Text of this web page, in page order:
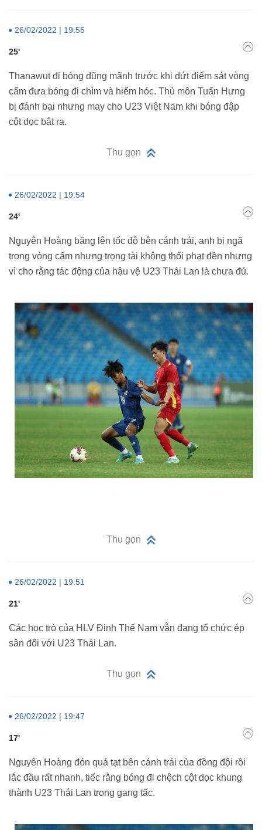
26/02/2022 | 19:55
25'
Thanawut đi bóng dũng mãnh trước khi dứt điểm sát vòng
cấm đưa bóng đi chìm và hiểm hóc. Thủ môn Tuấn Hưng
bị đánh bại nhưng may cho U23 Việt Nam khi bóng đập
cột dọc bật ra.
Thu gọn
26/02/2022 | 19:54
24'
Nguyên Hoàng băng lên tốc độ bên cánh trái, anh bị ngã
trong vòng cấm nhưng trọng tài không thổi phạt đền nhưng
vì cho rằng tác động của hậu vệ U23 Thái Lan là chưa đủ.
Thu gọn
26/02/2022 | 19:51
21'
Các học trò của HLV Đinh Thế Nam vẫn đang tổ chức ép
sân đối với U23 Thái Lan.
Thu gọn
26/02/2022 | 19:47
17'
Nguyên Hoàng đón quả tạt bên cánh trái của đồng đội rồi
lắc đầu rất nhanh, tiếc rằng bóng đi chệch cột dọc khung
thành U23 Thái Lan trong gang tấc.